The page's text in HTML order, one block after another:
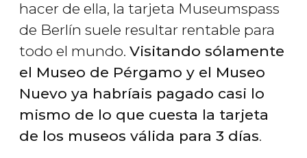
hacer de ella, la tarjeta Museumspass
de Berlín suele resultar rentable para
todo el mundo. Visitando sólamente
el Museo de Pérgamo y el Museo
Nuevo ya habríais pagado casi lo
mismo de lo que cuesta la tarjeta
de los museos válida para 3 días.